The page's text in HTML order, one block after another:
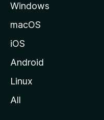
i
s
t
l
Windows
macOS
iOS
Android
Linux
All